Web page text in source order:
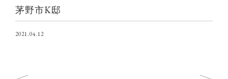
茅野市K邸
2021.04.12